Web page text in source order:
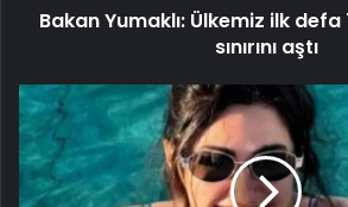
Bakan Yumaklı: Ülkemiz ilk
sınırını aştı